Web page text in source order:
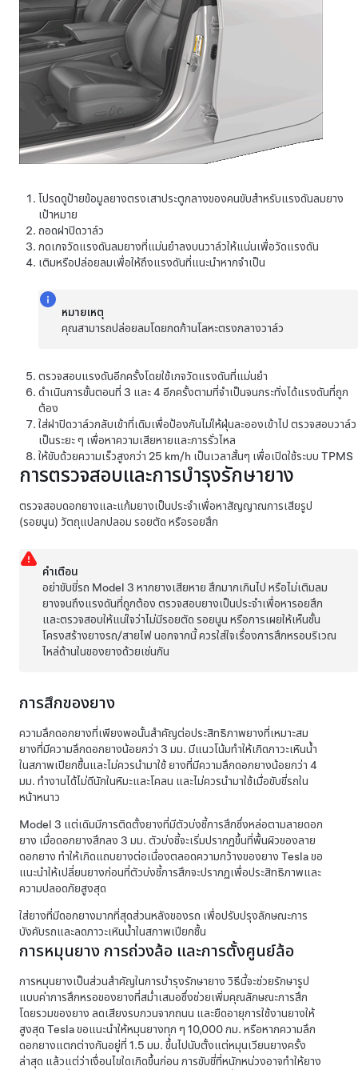
โปรดดูป้ายข้อมูลยางตรงเสาประตูกลางของคนขับสำหรับแรงดันลมยาง
เป้าหมาย
ถอดฝาปิดวาล์ว
กดเกจวัดแรงดันลมยางที่แม่นยำลงบนวาล์วให้แน่นเพื่อวัดแรงดัน
เติมหรือปล่อยลมเพื่อให้ถึงแรงดันที่แนะนำหากจำเป็น
หมายเหตุ
คุณสามารถปล่อยลมโดยกดก้านโลหะตรงกลางวาล์ว
ตรวจสอบแรงดันอีกครั้งโดยใช้เกจวัดแรงดันที่แม่นยำ
ดำเนินการขั้นตอนที่ 3 และ 4 อีกครั้งตามที่จำเป็นจนกระทั่งได้แรงดันที่ถูก
ต้อง
ใส่ฝาปิดวาล์วกลับเข้าที่เดิมเพื่อป้องกันไม่ให้ฝุ่นละอองเข้าไป ตรวจสอบวาล์ว
เป็นระยะ ๆ เพื่อหาความเสียหายและการรั่วไหล
ให้ขับด้วยความเร็วสูงกว่า 25 km/h เป็นเวลาสั้นๆ เพื่อเปิดใช้ระบบ TPMS
การตรวจสอบและการบำรุงรักษายาง
ตรวจสอบดอกยางและแก้มยางเป็นประจำเพื่อหาสัญญาณการเสียรูป
(รอยนูน) วัตถุแปลกปลอม รอยตัด หรือรอยสึก
คำเตือน
อย่าขับขี่รถ Model 3 หากยางเสียหาย สึกมากเกินไป หรือไม่เติมลม
ยางจนถึงแรงดันที่ถูกต้อง ตรวจสอบยางเป็นประจำเพื่อหารอยสึก
และตรวจสอบให้แน่ใจว่าไม่มีรอยตัด รอยนูน หรือการเผยให้เห็นชั้น
โครงสร้างยางรถ/สายไฟ นอกจากนี้ ควรใส่ใจเรื่องการสึกหรอบริเวณ
ไหล่ด้านในของยางด้วยเช่นกัน
การสึกของยาง
ความลึกดอกยางที่เพียงพอนั้นสำคัญต่อประสิทธิภาพยางที่เหมาะสม
ยางที่มีความลึกดอกยางน้อยกว่า 3 มม. มีแนวโน้มทำให้เกิดภาวะเหินน้ำ
ในสภาพเปียกชื้นและไม่ควรนำมาใช้ ยางที่มีความลึกดอกยางน้อยกว่า 4
มม. ทำงานได้ไม่ดีนักในหิมะและโคลน และไม่ควรนำมาใช้เมื่อขับขี่รถใน
หน้าหนาว
Model 3 แต่เดิมมีการติดตั้งยางที่มีตัวบ่งชี้การสึกซึ่งหล่อตามลายดอก
ยาง เมื่อดอกยางสึกลง 3 มม. ตัวบ่งชี้จะเริ่มปรากฏขึ้นที่พื้นผิวของลาย
ดอกยาง ทำให้เกิดแถบยางต่อเนื่องตลอดความกว้างของยาง Tesla ขอ
แนะนำให้เปลี่ยนยางก่อนที่ตัวบ่งชี้การสึกจะปรากฏเพื่อประสิทธิภาพและ
ความปลอดภัยสูงสุด
ใส่ยางที่มีดอกยางมากที่สุดส่วนหลังของรถ เพื่อปรับปรุงลักษณะการ
บังคับรถและลดภาวะเหินน้ำในสภาพเปียกชื้น
การหมุนยาง การถ่วงล้อ และการตั้งศูนย์ล้อ
การหมุนยางเป็นส่วนสำคัญในการบำรุงรักษายาง วิธีนี้จะช่วยรักษารูป
แบบค่าการสึกหรอของยางที่สม่ำเสมอซึ่งช่วยเพิ่มคุณลักษณะการสึก
โดยรวมของยาง ลดเสียงรบกวนจากถนน และยืดอายุการใช้งานยางให้
สูงสุด Tesla ขอแนะนำให้หมุนยางทุก ๆ 10,000 กม. หรือหากความลึก
ดอกยางแตกต่างกันอยู่ที่ 1.5 มม. ขึ้นไปนับตั้งแต่หมุนเวียนยางครั้ง
ล่าสุด แล้วแต่ว่าเงื่อนไขใดเกิดขึ้นก่อน การขับขี่ที่หนักหน่วงอาจทำให้ยาง